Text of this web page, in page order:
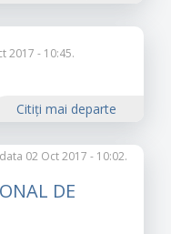
2017 - 10:45.
Citiţi mai departe
02 Oct 2017 - 10:02.
DE